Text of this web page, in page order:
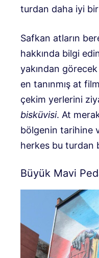
turdan daha iyi
Safkan atların
hakkında bilgi
yakından
en tanınmış at
çekim yerlerini
bisküvisi. At
bölgenin tarihine
herkes bu turdan
Büyük Mavi